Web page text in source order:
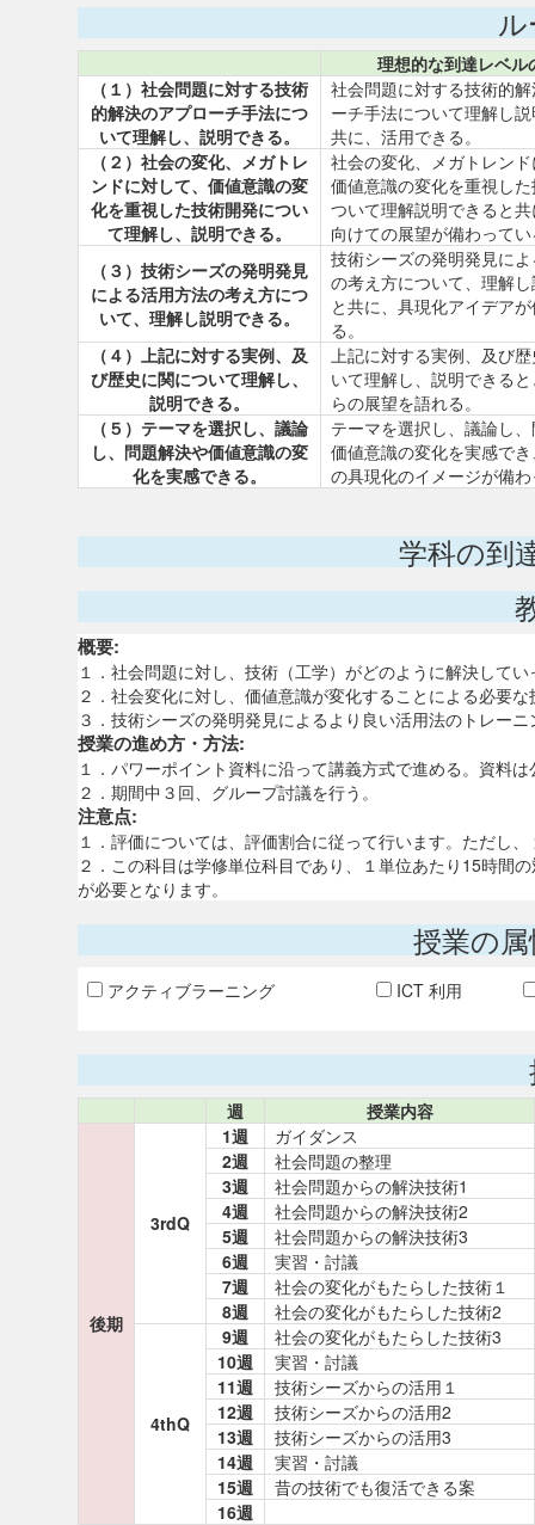
理想的な到達レベル
（１）社会問題に対する技術
的解決のアプローチ手法につ
いて理解し、説明できる。
社会問題に対する技術的
ーチ手法について理解し
共に、活用できる。
（２）社会の変化、メガトレ
ンドに対して、価値意識の変
化を重視した技術開発につい
て理解し、説明できる。
社会の変化、メガトレン
価値意識の変化を重視し
ついて理解説明できると
向けての展望が備わって
（３）技術シーズの発明発見
による活用方法の考え方につ
いて、理解し説明できる。
技術シーズの発明発見に
の考え方について、理解
と共に、具現化アイデア
る。
（４）上記に対する実例、及
び歴史に関について理解し、
説明できる。
上記に対する実例、及び
いて理解し、説明できる
らの展望を語れる。
（５）テーマを選択し、議論
し、問題解決や価値意識の変
化を実感できる。
テーマを選択し、議論し
価値意識の変化を実感で
の具現化のイメージが備
学科の到
概要:
１．社会問題に対し、技術（工学）がどのように解決して
２．社会変化に対し、価値意識が変化することによる必要
３．技術シーズの発明発見によるより良い活用法のトレー
授業の進め方・方法:
１．パワーポイント資料に沿って講義方式で進める。資料
２．期間中３回、グループ討議を行う。
注意点:
１．評価については、評価割合に従って行います。ただし
２．この科目は学修単位科目であり、１単位あたり15時間
が必要となります。
授業の
アクティブラーニング ICT 利用
週 授業内容
後期
3rdQ
1週
ガイダンス
2週
社会問題の整理
3週
社会問題からの解決技術1
4週
社会問題からの解決技術2
5週
社会問題からの解決技術3
6週
実習・討議
7週
社会の変化がもたらした技術１
8週
社会の変化がもたらした技術2
4thQ
9週
社会の変化がもたらした技術3
10週
実習・討議
11週
技術シーズからの活用１
12週
技術シーズからの活用2
13週
技術シーズからの活用3
14週
実習・討議
15週
昔の技術でも復活できる案
16週